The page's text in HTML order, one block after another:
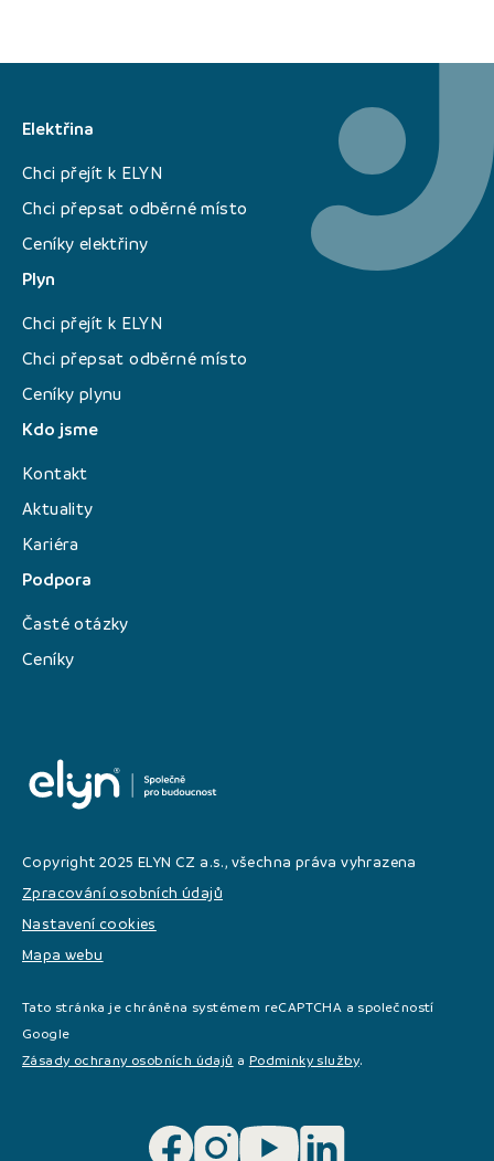
Elektřina
Chci přejít k ELYN
Chci přepsat odběrné místo
Ceníky elektřiny
Plyn
Chci přejít k ELYN
Chci přepsat odběrné místo
Ceníky plynu
Kdo jsme
Kontakt
Aktuality
Kariéra
Podpora
Časté otázky
Ceníky
Copyright 2025 ELYN CZ a.s., všechna práva vyhrazena
Zpracování osobních údajů
Nastavení cookies
Mapa webu
Tato stránka je chráněna systémem reCAPTCHA a společností
Google
Zásady ochrany osobních údajů a Podminky služby.